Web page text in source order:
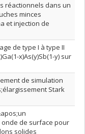
réactionnels dans un
minces
et injection de
de type I à type II
x)As(y)Sb(1-y) sur
de simulation
Stark
de surface pour
solides